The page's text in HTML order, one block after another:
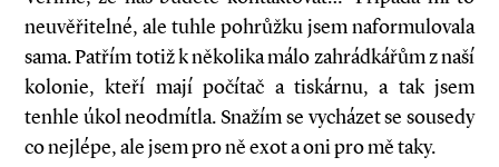
neuvěřitelné, ale tuhle pohrůžku jsem naformulovala
sama. Patřím totiž k několika málo zahrádkářům z naší
kolonie, kteří mají počítač a tiskárnu, a tak jsem
tenhle úkol neodmítla. Snažím se vycházet se sousedy
co nejlépe, ale jsem pro ně exot a oni pro mě taky.